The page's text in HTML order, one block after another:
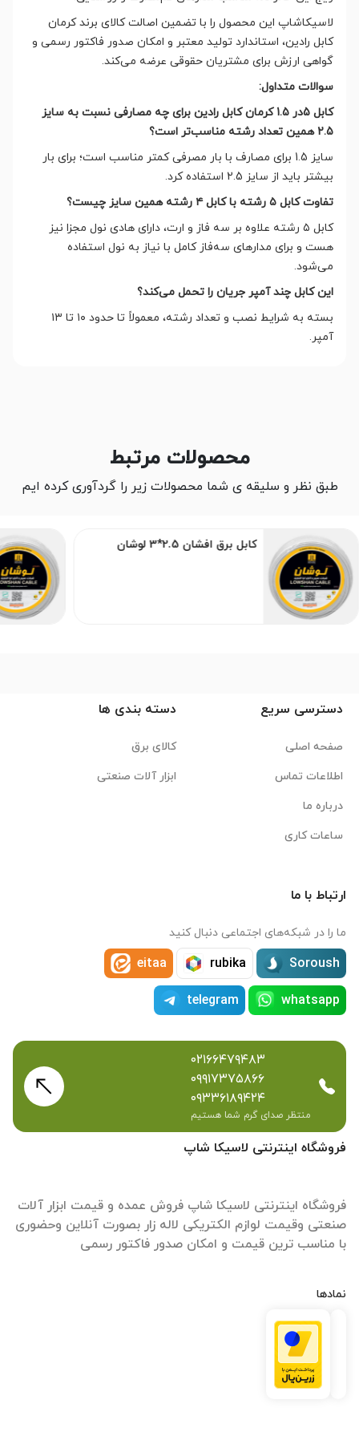
لاسیکاشاپ این محصول را با تضمین اصالت کالای برند کرمان
کابل رادین، استاندارد تولید معتبر و امکان صدور فاکتور رسمی و
گواهی ارزش برای مشتریان حقوقی عرضه می‌کند.
سوالات متداول:
کابل 5در 1.5 کرمان کابل رادین برای چه مصارفی نسبت به سایز
2.5 همین تعداد رشته مناسب‌تر است؟
سایز 1.5 برای مصارف با بار مصرفی کمتر مناسب است؛ برای بار
بیشتر باید از سایز 2.5 استفاده کرد.
تفاوت کابل ۵ رشته با کابل ۴ رشته همین سایز چیست؟
کابل ۵ رشته علاوه بر سه فاز و ارت، دارای هادی نول مجزا نیز
هست و برای مدارهای سه‌فاز کامل با نیاز به نول استفاده
می‌شود.
این کابل چند آمپر جریان را تحمل می‌کند؟
بسته به شرایط نصب و تعداد رشته، معمولاً تا حدود ۱۰ تا ۱۳
آمپر.
محصولات مرتبط
طبق نظر و سلیقه ی شما محصولات زیر را گردآوری کرده ایم
کابل برق افشان 2.5*3 لوشان
فروشگاه اینترنتی لاسیکا شاپ
فروشگاه اینترنتی لاسیکا شاپ فروش عمده و قیمت ابزار آلات
صنعتی وقیمت لوازم الکتریکی لاله زار بصورت آنلاین وحضوری
با مناسب ترین قیمت و امکان صدور فاکتور رسمی
نمادها
دسترسی سریع
صفحه اصلی
اطلاعات تماس
درباره ما
ساعات کاری
دسته بندی ها
کالای برق
ابزار آلات صنعتی
ارتباط با ما
ما را در شبکه‌های اجتماعی دنبال کنید
Soroush
rubika
eitaa
whatsapp
telegram
۰۲۱۶۶۴۷۹۴۸۳
۰۹۹۱۷۳۷۵۸۶۶
۰۹۳۳۶۱۸۹۴۲۴
منتظر صدای گرم شما هستیم